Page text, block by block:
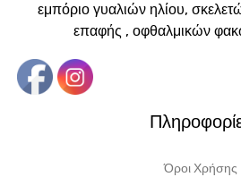
εμπόριο γυαλιών ηλίου,
επαφής , οφθαλμικών
Όροι Χρήσης